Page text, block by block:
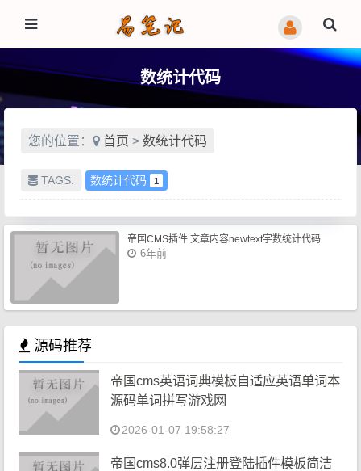
数统计代码
您的位置： 首页 > 数统计代码
TAGS: 数统计代码 1
帝国CMS插件 文章内容newtext字数统计代码
6年前
源码推荐
帝国cms英语词典模板自适应英语单词本
源码单词拼写游戏网
2026-01-07 19:58:27
帝国cms8.0弹层注册登陆插件模板简洁